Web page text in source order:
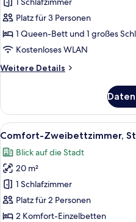
Comfort-
Studio
anzeigen
Platz für 3 Personen
1 Queen-Bett und 1 großes
Kostenloses WLAN
Weitere Details
Weitere
Studio
Alle
Fotos
für
Comfort-
Zweibettzimmer,
Stadtblick
anzeigen
17
Comfort-Zweibettzimmer,
Blick auf die Stadt
20 m²
1 Schlafzimmer
Platz für 2 Personen
2 Komfort-Einzelbetten